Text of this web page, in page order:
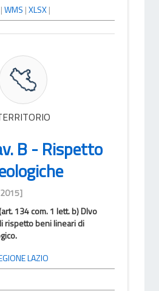
|WMS |XLSX|
B - Rispetto
2015]
134 com. 1 lett. b) Dlvo
rispetto beni lineari di
LAZIO